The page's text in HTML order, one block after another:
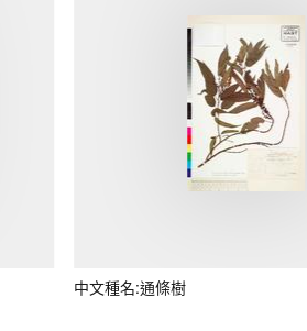
中文種名:通條樹